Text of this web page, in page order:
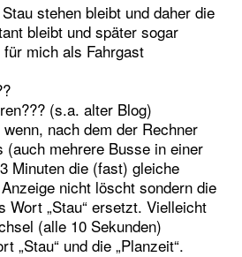
stehen bleibt und daher die
bleibt und später sogar
mich als Fahrgast
(s.a. alter Blog)
nach dem der Rechner
(auch mehrere Busse in einer
Minuten die (fast) gleiche
nicht löscht sondern die
Wort „Stau“ ersetzt. Vielleicht
(alle 10 Sekunden)
„Stau“ und die „Planzeit“.